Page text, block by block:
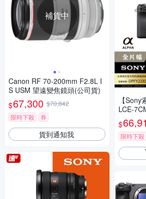
補貨中
Canon RF 70-200mm F2.8L I
S USM 望遠變焦鏡頭(公司貨)
$67,300 $70,842
限時下殺
券
貨到通知我
【
LCE-
(公司貨
$
限時下殺